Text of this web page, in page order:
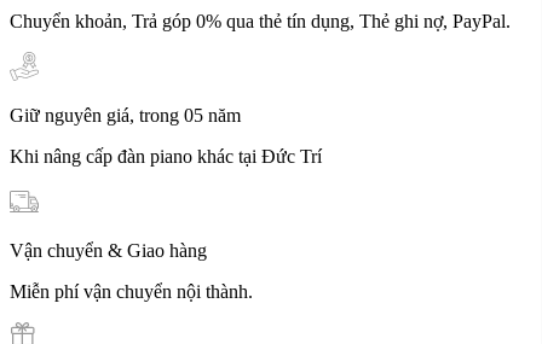
Chuyển khoản, Trả góp 0% qua thẻ tín dụng, Thẻ ghi nợ, PayPal.
Giữ nguyên giá, trong 05 năm
Khi nâng cấp đàn piano khác tại Đức Trí
Vận chuyển & Giao hàng
Miễn phí vận chuyển nội thành.